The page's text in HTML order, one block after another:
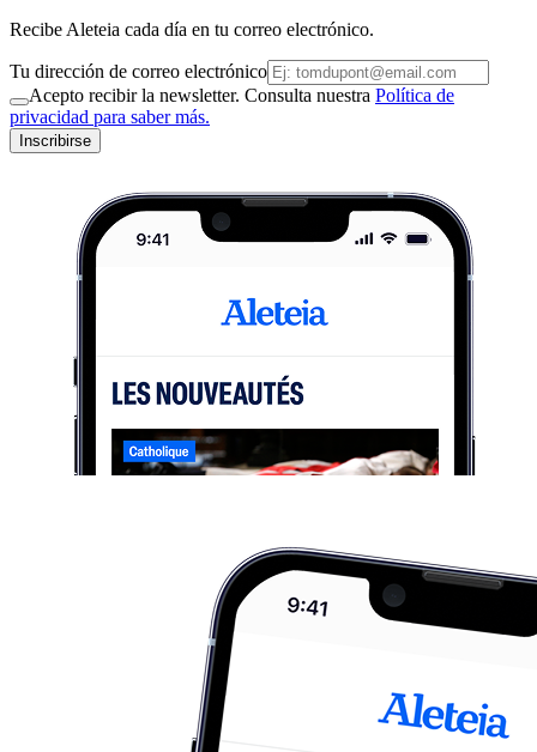
Recibe Aleteia cada día en tu correo electrónico.
Tu dirección de correo electrónico
Acepto recibir la newsletter. Consulta nuestra Política de
privacidad para saber más.
Inscribirse